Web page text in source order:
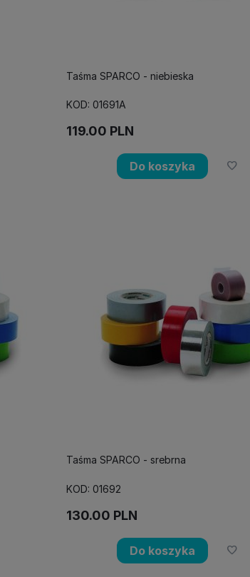
Taśma SPARCO - niebieska
KOD: 01691A
119.00 PLN
Do koszyka
Taśma SPARCO - srebrna
KOD: 01692
130.00 PLN
Do koszyka